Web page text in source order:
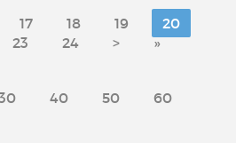
17 18 19
20
23 24 > »
40 50 60